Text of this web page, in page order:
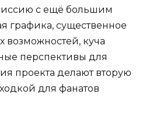
с ещё большим
графика, существенное
куча
перспективы для
проекта делают вторую
для фанатов